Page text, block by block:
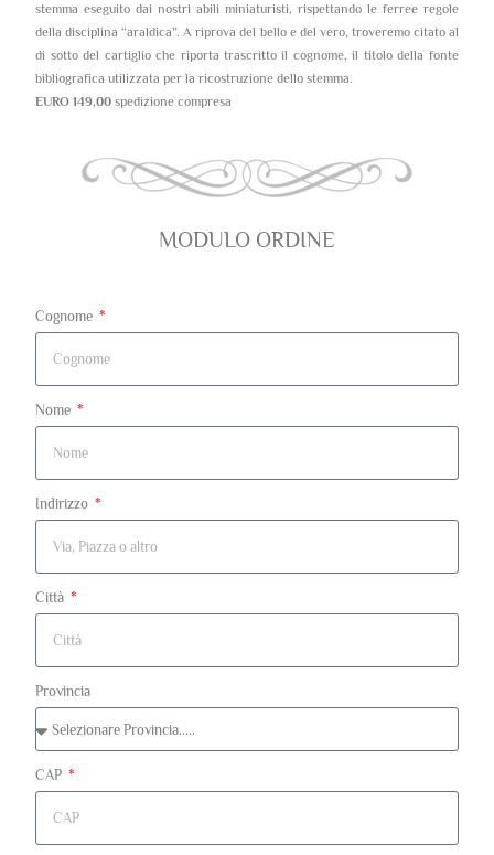
stemma eseguito dai nostri abili miniaturisti, rispettando le ferree regole
della disciplina “araldica”. A riprova del bello e del vero, troveremo citato al
di sotto del cartiglio che riporta trascritto il cognome, il titolo della fonte
bibliografica utilizzata per la ricostruzione dello stemma.
EURO 149,00 spedizione compresa
MODULO ORDINE
Cognome
Nome
Indirizzo
Città
Provincia
CAP